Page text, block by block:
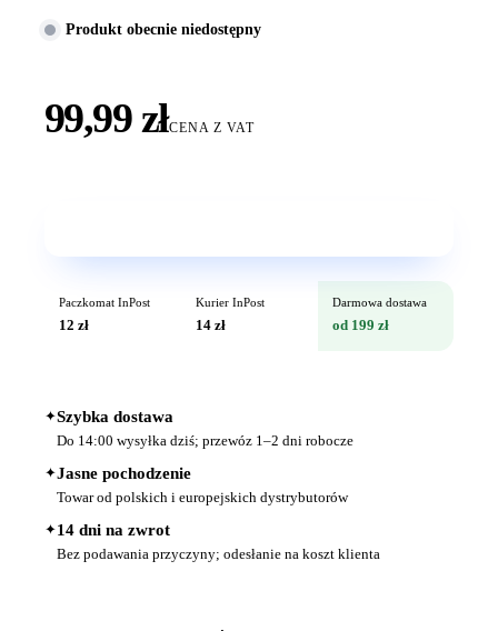
Produkt obecnie niedostępny
99,99 złCENA Z VAT
Paczkomat InPost
12 zł
Kurier InPost
14 zł
Darmowa dostawa
od 199 zł
✦Szybka dostawa
Do 14:00 wysyłka dziś; przewóz 1–2 dni robocze
✦Jasne pochodzenie
Towar od polskich i europejskich dystrybutorów
✦14 dni na zwrot
Bez podawania przyczyny; odesłanie na koszt klienta